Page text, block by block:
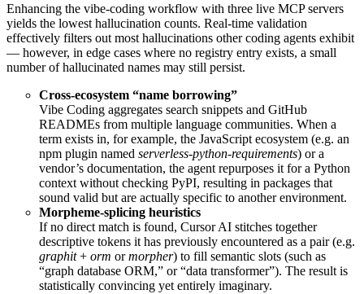
Enhancing the vibe-coding workflow with three live MCP servers
yields the lowest hallucination counts. Real-time validation
effectively filters out most hallucinations other coding agents exhibit
— however, in edge cases where no registry entry exists, a small
number of hallucinated names may still persist.
Cross-ecosystem “name borrowing”
Vibe Coding aggregates search snippets and GitHub
READMEs from multiple language communities. When a
term exists in, for example, the JavaScript ecosystem (e.g. an
npm plugin named serverless-python-requirements) or a
vendor’s documentation, the agent repurposes it for a Python
context without checking PyPI, resulting in packages that
sound valid but are actually specific to another environment.
Morpheme-splicing heuristics
If no direct match is found, Cursor AI stitches together
descriptive tokens it has previously encountered as a pair (e.g.
graphit+ orm ormorpher) to fill semantic slots (such as
“graph database ORM,” or “data transformer”). The result is
statistically convincing yet entirely imaginary.